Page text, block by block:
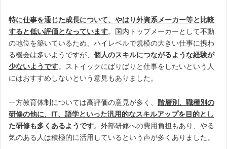
特に仕事を通じた成長について、やはり外資系メーカー等と比較
すると低い評価となっています。国内トップメーカーとして不動
の地位を築いているため、ハイレベルで規模の大きい仕事に携わ
る機会は多いようですが、 個人のスキルにつながるような経験が
少ないようです。ストイックにばりばりと仕事をしたいという人
にはおすすめしないという意見もありました。
一方教育体制については高評価の意見が多く、
階層別、職種別の
研修の他に、IT、語学といった汎用的なスキルアップを目的とし
た研修も多くあるようです。外部研修への費用負担もあり、やる
気のある人は積極的に活用しているという声が多くありました。